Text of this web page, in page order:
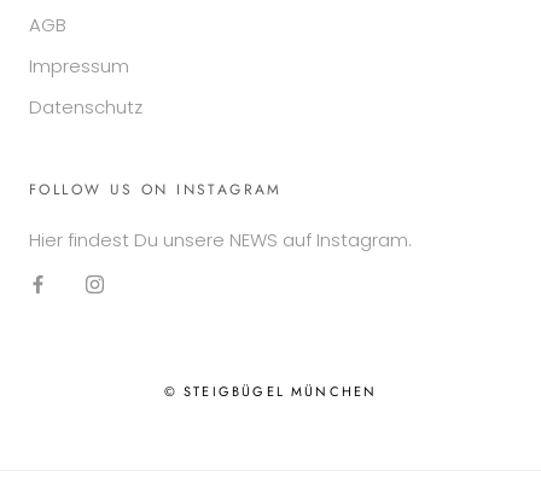
AGB
Impressum
Datenschutz
FOLLOW US ON INSTAGRAM
Hier findest Du unsere NEWS auf Instagram.
© STEIGBÜGEL MÜNCHEN